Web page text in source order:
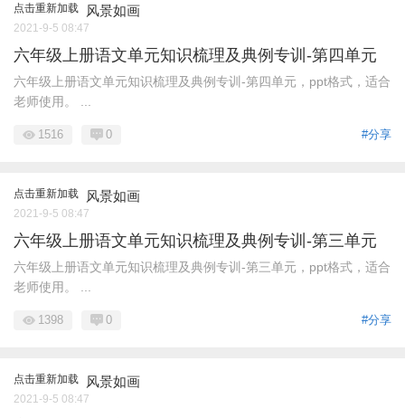
点击重新加载 风景如画
2021-9-5 08:47
六年级上册语文单元知识梳理及典例专训-第四单元
六年级上册语文单元知识梳理及典例专训-第四单元，ppt格式，适合
老师使用。 ...
#分享
1516 0
点击重新加载 风景如画
2021-9-5 08:47
六年级上册语文单元知识梳理及典例专训-第三单元
六年级上册语文单元知识梳理及典例专训-第三单元，ppt格式，适合
老师使用。 ...
#分享
1398 0
点击重新加载 风景如画
2021-9-5 08:47